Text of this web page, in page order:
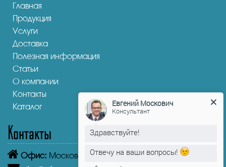
Главная
Продукция
Услуги
Доставка
Полезная информация
Статьи
О компании
Контакты
Каталог
Контакты
Офис: Московская область, Лыткарино, 1-й кв-л, 4А
Евгений Москович
Консультант
Здравствуйте!
Отвечу на ваши вопросы!